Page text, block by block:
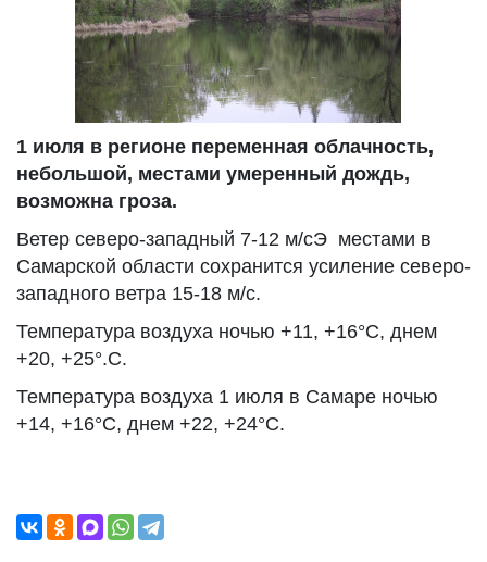
1 июля в регионе переменная облачность,
небольшой, местами умеренный дождь,
возможна гроза.
Ветер северо-западный 7-12 м/сЭ местами в
Самарской области сохранится усиление северо-
западного ветра 15-18 м/с.
Температура воздуха ночью +11, +16°С, днем
+20, +25°.С.
Температура воздуха 1 июля в Самаре ночью
+14, +16°С, днем +22, +24°С.